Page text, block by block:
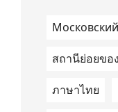
สถานีย่อยขอ
ภาษาไทย